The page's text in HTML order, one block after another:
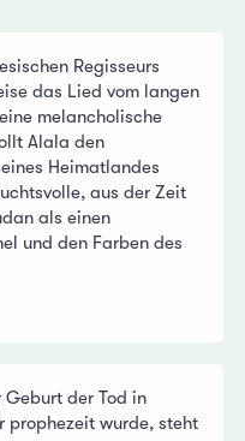
Regisseurs
das Lied vom langen
melancholische
Alala den
Heimatlandes
aus der Zeit
als einen
und den Farben des
Geburt der Tod in
prophezeit wurde, steht